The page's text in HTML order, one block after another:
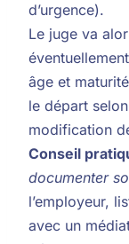
d’urgence).
Le juge va
âge et
le départ
modification
Conseil
documenter
l’employeur,
avec un